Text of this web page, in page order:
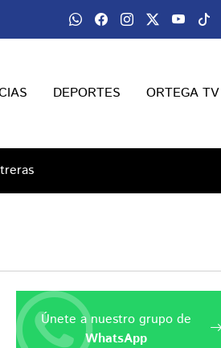
DEPORTES ORTEGA TV
Únete a nuestro grupo de
WhatsApp